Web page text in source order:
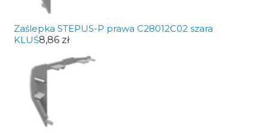
Zaślepka STEPUS-P prawa C28012C02 szara
KLUŚ8,86 zł